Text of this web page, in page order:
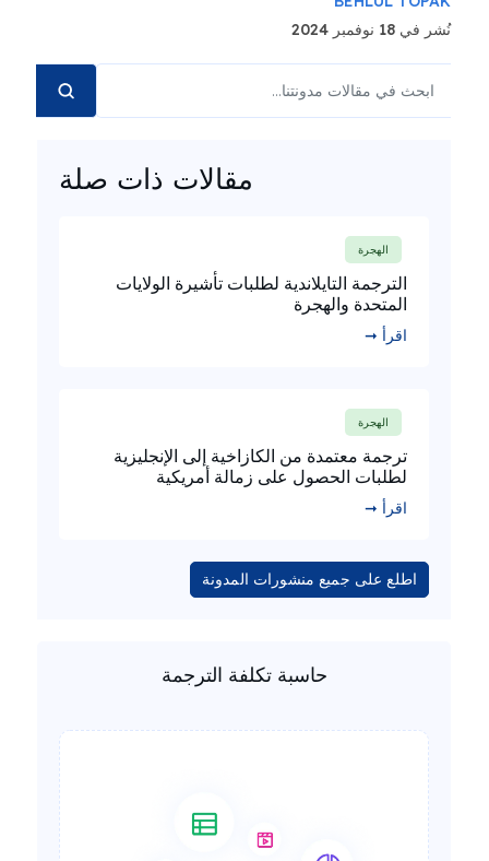
نُشر في 18 نوفمبر 2024
مقالات ذات صلة
الهجرة
الترجمة التايلاندية لطلبات تأشيرة الولايات
المتحدة والهجرة
اقرأ ➞
الهجرة
ترجمة معتمدة من الكازاخية إلى الإنجليزية
لطلبات الحصول على زمالة أمريكية
اقرأ ➞
اطلع على جميع منشورات المدونة
حاسبة تكلفة الترجمة